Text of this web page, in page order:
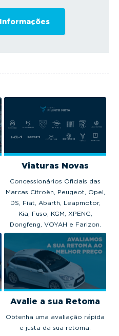
Viaturas Novas
Concessionários Oficiais das
Marcas Citroën, Peugeot, Opel,
DS, Fiat, Abarth, Leapmotor,
Kia, Fuso, KGM, XPENG,
Dongfeng, VOYAH e Farizon.
Avalie a sua Retoma
Obtenha uma avaliação rápida
e justa da sua retoma.